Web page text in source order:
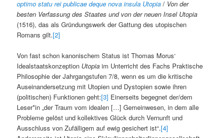
optimo statu rei publicae deque nova insula Utopia / Von der
besten Verfassung des Staates und von der neuen Insel Utopia
(1516), das als Gründungswerk der Gattung des utopischen
Romans gilt.[2]
Von fast schon kanonischem Status ist Thomas Morus‘
Idealstaatskonzeption Utopia im Unterricht des Fachs Praktische
Philosophie der Jahrgangstufen 7/8, wenn es um die kritische
Auseinandersetzung mit Utopien und Dystopien sowie ihren
(politischen) Funktionen geht:[3] Einerseits begegnet der/dem
Leser*in „der Traum vom idealen […] Gemeinwesen, in dem alle
Probleme gelöst und kollektives Glück durch Vernunft und
Ausschluss von Zufälligem auf ewig gesichert ist“.[4]